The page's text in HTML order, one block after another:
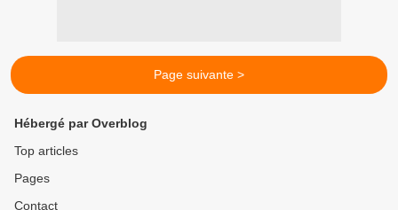
Page suivante >
Hébergé par Overblog
Top articles
Pages
Contact